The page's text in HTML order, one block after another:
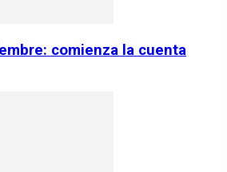
comienza la cuenta